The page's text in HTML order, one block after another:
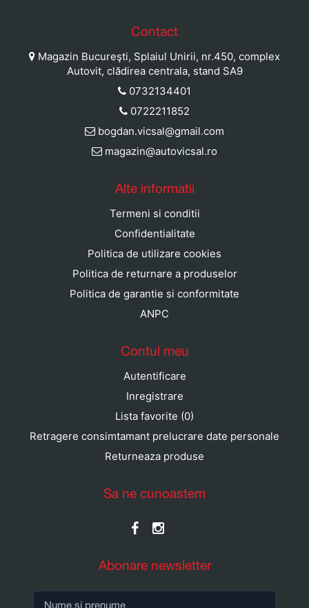
Contact
Magazin Bucureşti, Splaiul Unirii, nr.450, complex
Autovit, clădirea centrala, stand SA9
0732134401
0722211852
bogdan.vicsal@gmail.com
magazin@autovicsal.ro
Alte informatii
Termeni si conditii
Confidentialitate
Politica de utilizare cookies
Politica de returnare a produselor
Politica de garantie si conformitate
ANPC
Contul meu
Autentificare
Inregistrare
Lista favorite (0)
Retragere consimtamant prelucrare date personale
Returneaza produse
Sa ne cunoastem
Abonare newsletter